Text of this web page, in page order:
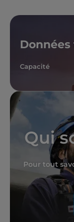
Capacité
Qui
Pour tout